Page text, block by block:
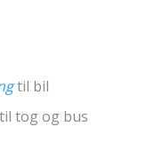
til bil
tog og bus